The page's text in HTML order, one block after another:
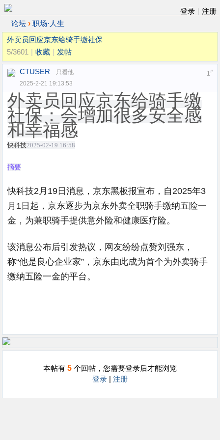
登录
注册
论坛 › 职场·人生
外卖员回应京东给骑手缴社保
5/3601
收藏 发帖
1#
CTUSER
只看他
2025-2-21 19:13:53
外卖员回应京东给骑手缴
社保：会增加很多安全感
和幸福感
快科技2025-02-19 16:58
摘要
快科技2月19日消息，京东黑板报宣布，自2025年3
月1日起，京东逐步为京东外卖全职骑手缴纳五险一
金，为兼职骑手提供意外险和健康医疗险。
该消息公布后引发热议，网友纷纷点赞刘强东，
称“他是良心企业家”，京东由此成为首个为外卖骑手
缴纳五险一金的平台。
本帖有 5 个回帖，您需要登录后才能浏览
登录
注册